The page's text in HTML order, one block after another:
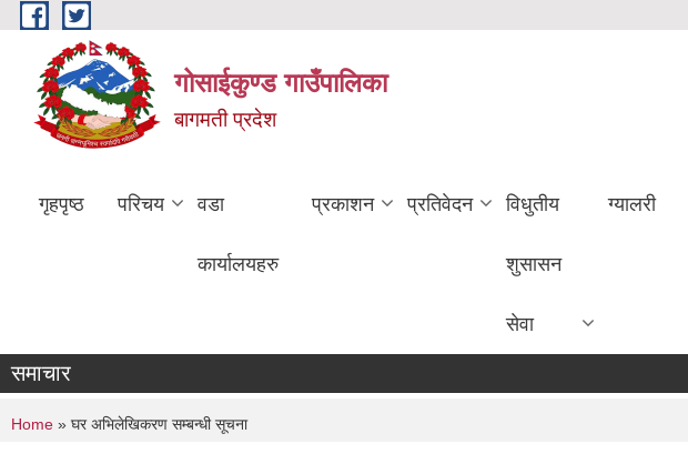
Skip to main content
गोसाईकुण्ड गाउँपालिका
बागमती प्रदेश
गृहपृष्ठ परिचय वडा
कार्यालयहरु
प्रकाशन प्रतिवेदन विधुतीय
शुसासन
सेवा
ग्यालरी
समाचार
You are here
Home » घर अभिलेखिकरण सम्बन्धी सूचना